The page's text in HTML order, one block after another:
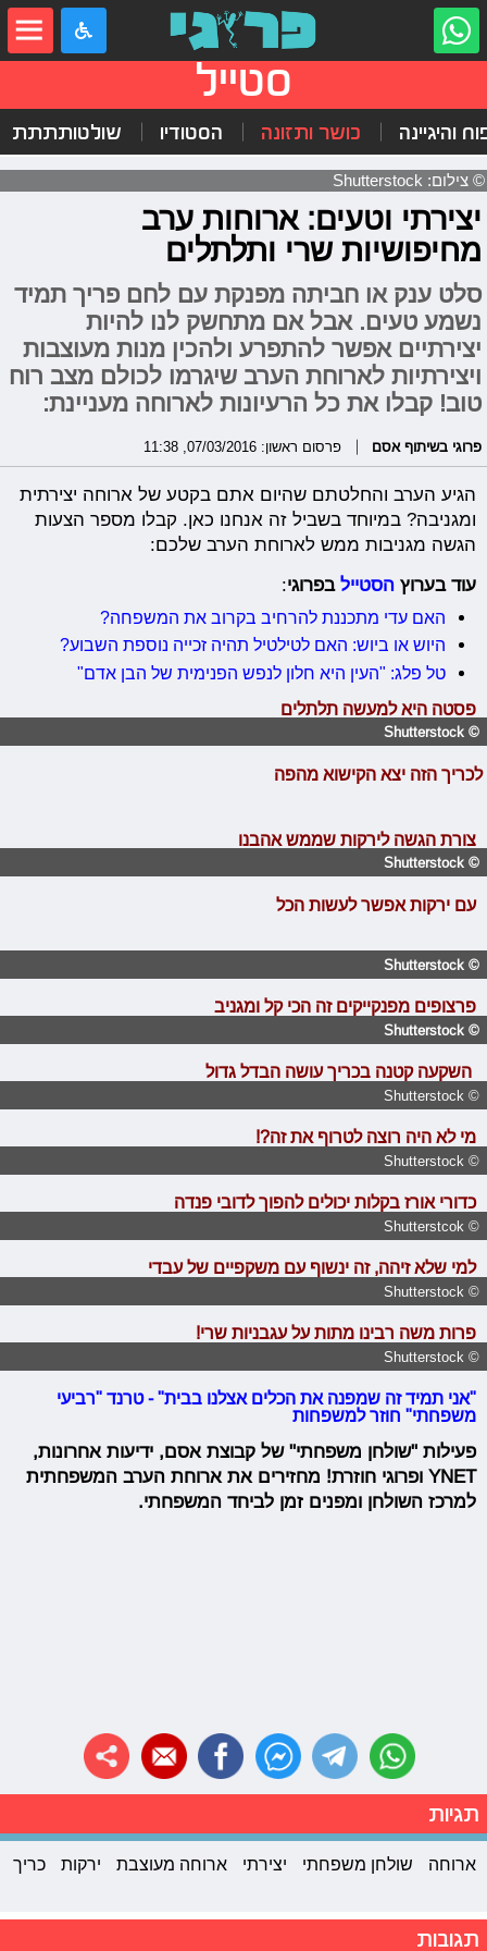
סטייל
והיגיינה כושר ותזונה הסטודיו שולטותתתת
© צילום: Shutterstock
יצירתי וטעים: ארוחות ערב
מחיפושיות שרי ותלתלים
סלט ענק או חביתה מפנקת עם לחם פריך תמיד
נשמע טעים. אבל אם מתחשק לנו להיות
יצירתיים אפשר להתפרע ולהכין מנות מעוצבות
ויצירתיות לארוחת הערב שיגרמו לכולם מצב רוח
טוב! קבלו את כל הרעיונות לארוחה מעניינת:
פרוגי בשיתוף אסם פרסום ראשון: 07/03/2016, 11:38
הגיע הערב והחלטתם שהיום אתם בקטע של ארוחה יצירתית
ומגניבה? במיוחד בשביל זה אנחנו כאן. קבלו מספר הצעות
הגשה מגניבות ממש לארוחת הערב שלכם:
עוד בערוץ הסטיילבפרוגי:
האם עדי מתכננת להרחיב בקרוב את המשפחה?
היוש או ביוש: האם לטילטיל תהיה זכייה נוספת השבוע?
טל פלג: "העין היא חלון לנפש הפנימית של הבן אדם"
פסטה היא למעשה תלתלים
© Shutterstock
לכריך הזה יצא הקישוא מהפה
צורת הגשה לירקות שממש אהבנו
© Shutterstock
עם ירקות אפשר לעשות הכל
© Shutterstock
פרצופים מפנקייקים זה הכי קל ומגניב
© Shutterstock
השקעה קטנה בכריך עושה הבדל גדול
© Shutterstock
מי לא היה רוצה לטרוף את זה?!
© Shutterstock
כדורי אורז בקלות יכולים להפוך לדובי פנדה
© Shutterstcok
למי שלא זיהה, זה ינשוף עם משקפיים של עבדי
© Shutterstock
פרות משה רבינו מתות על עגבניות שרי!
© Shutterstock
"אני תמיד זה שמפנה את הכלים אצלנו בבית" - טרנד "רביעי
משפחתי" חוזר למשפחות
פעילות "שולחן משפחתי" של קבוצת אסם, ידיעות אחרונות,
YNET ופרוגי חוזרת! מחזירים את ארוחת הערב המשפחתית
למרכז השולחן ומפנים זמן לביחד המשפחתי.
תגיות
ארוחה שולחן משפחתי יצירתי ארוחה מעוצבת ירקות כריך
תגובות